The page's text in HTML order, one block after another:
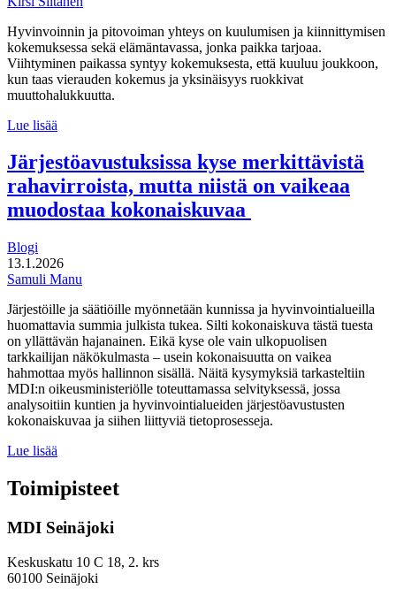
Hyvinvoinnin ja pitovoiman yhteys on kuulumisen ja kiinnittymisen
kokemuksessa sekä elämäntavassa, jonka paikka tarjoaa.
Viihtyminen paikassa syntyy kokemuksesta, että kuuluu joukkoon,
kun taas vierauden kokemus ja yksinäisyys ruokkivat
muuttohalukkuutta.
Lue lisää
kuulua:
hyvinvointi
pitovoimatekijänä
Järjestöavustuksissa kyse merkittävistä
rahavirroista, mutta niistä on vaikeaa
muodostaa kokonaiskuvaa
Blogi
13.1.2026
Samuli Manu
Järjestöille ja säätiöille myönnetään kunnissa ja hyvinvointialueilla
huomattavia summia julkista tukea. Silti kokonaiskuva tästä tuesta
on yllättävän hajanainen. Eikä kyse ole vain ulkopuolisen
tarkkailijan näkökulmasta – usein kokonaisuutta on vaikea
hahmottaa myös hallinnon sisällä. Näitä kysymyksiä tarkasteltiin
MDI:n oikeusministeriölle toteuttamassa selvityksessä, jossa
analysoitiin kuntien ja hyvinvointialueiden järjestöavustusten
kokonaiskuvaa ja siihen liittyviä tietoprosesseja.
Lue lisää
merkittävistä
rahavirroista,
niistä
vaikeaa
muodostaa
Toimipisteet
MDI Seinäjoki
Keskuskatu 10 C 18, 2. krs
60100 Seinäjoki